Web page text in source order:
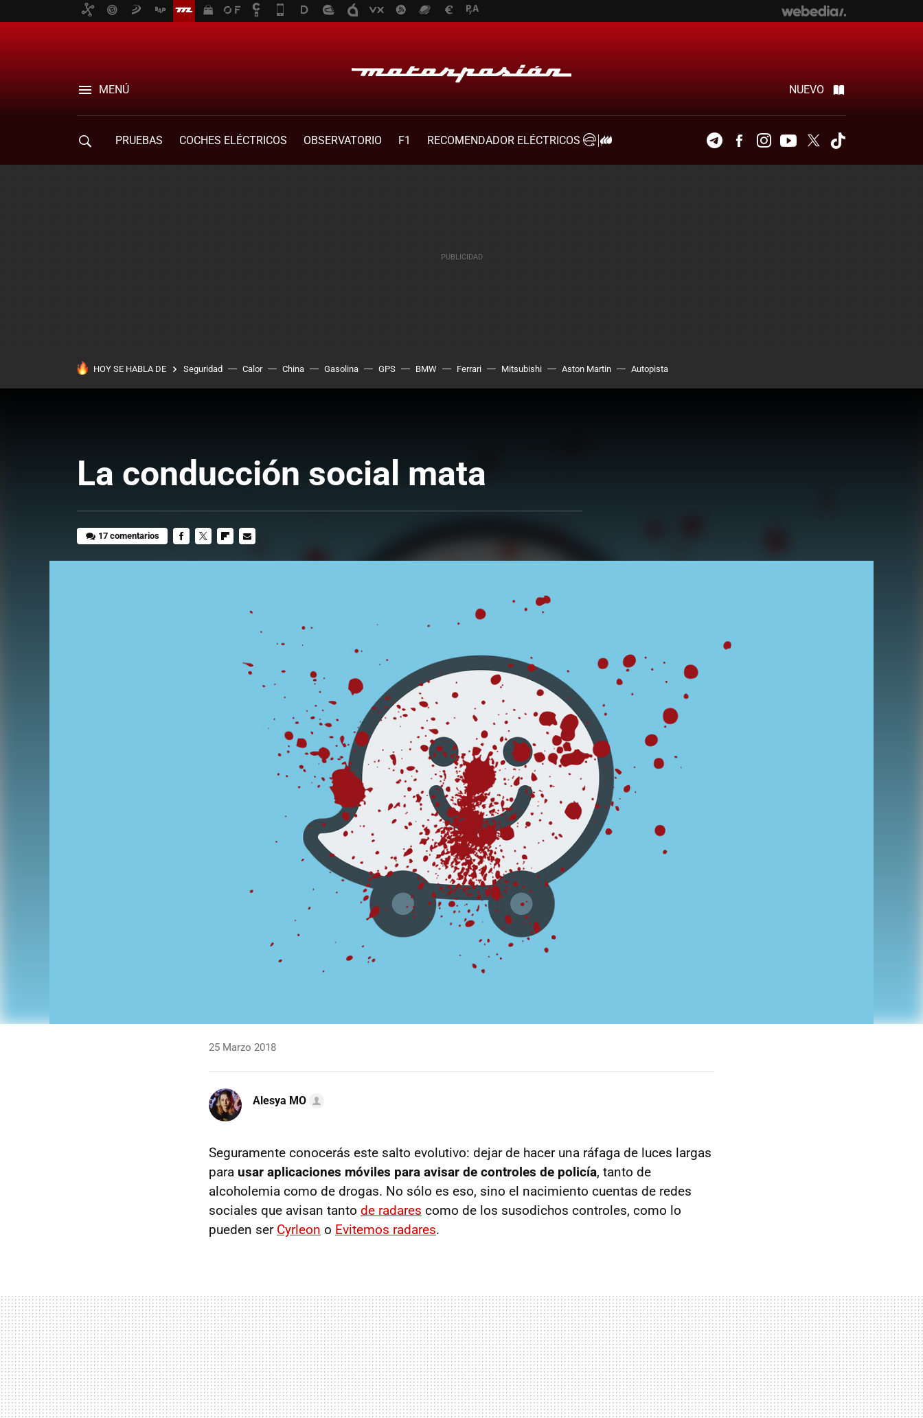
MENÚ NUEVO
PRUEBAS COCHES ELÉCTRICOS OBSERVATORIO F1
RECOMENDADOR ELÉCTRICOS
TelegramFacebookInstagramYoutubeTwitter
HOY SE HABLA DE Seguridad Calor China Gasolina GPS BMW Ferrari Mitsubishi Aston Martin Autopista
La conducción social mata
17 comentarios
25 Marzo 2018
Alesya MO
Seguramente conocerás este salto evolutivo: dejar de hacer una ráfaga de luces largas
para usar aplicaciones móviles para avisar de controles de policía, tanto de
alcoholemia como de drogas. No sólo es eso, sino el nacimiento cuentas de redes
sociales que avisan tanto de radares como de los susodichos controles, como lo
pueden ser Cyrleon o Evitemos radares.